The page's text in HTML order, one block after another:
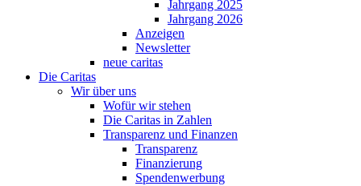
Jahrgang 2025
Jahrgang 2026
Anzeigen
Newsletter
neue caritas
Die Caritas
Wir über uns
Wofür wir stehen
Die Caritas in Zahlen
Transparenz und Finanzen
Transparenz
Finanzierung
Spendenwerbung